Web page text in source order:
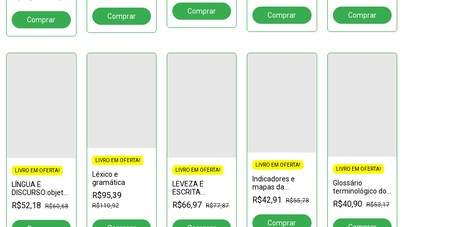
para uma
abordagem
CRÍTICA
LIVRO EM OFERTA!
LÍNGUA E
DISCURSO:objetos
de pesquisa e
ensino
R$52,18 R$60,68
LIVRO EM OFERTA!
Léxico e
gramática
R$95,39
R$110,92
LIVRO EM OFERTA!
LEVEZA E
ESCRITA
EXPERIMENTAL
R$66,97 R$77,87
LIVRO EM OFERTA!
Indicadores e
mapas da
produção
científica em
interpretação e
R$42,91 R$55,78
LIVRO EM OFERTA!
Glossário
terminológico do
sistema solar:
Ilustrado infanto-
R$40,90 R$53,17